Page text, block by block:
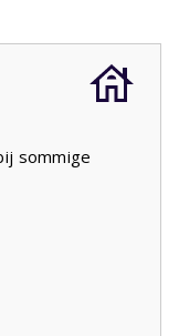
op de
de
tweede
wastafel.
geniet u van het
spelen in het
bij uw
sommige